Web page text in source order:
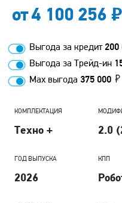
от4 100 256
Выгода за кредит200
Выгода за Трейд-ин
Max выгода 375 000
КОМПЛЕКТАЦИЯ
Техно + 2.0
ГОД ВЫПУСКА
2026
КПП